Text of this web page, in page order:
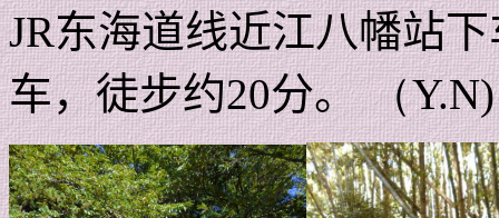
JR东海道线近江八幡站
车，徒步约20分。（Y.N)